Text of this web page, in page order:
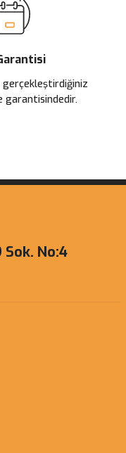
gerçekleştirdiğiniz
garantisindedir.
Sok. No:4